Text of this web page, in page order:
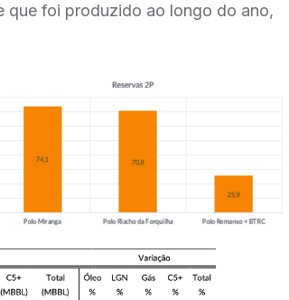
que foi produzido ao longo do ano,